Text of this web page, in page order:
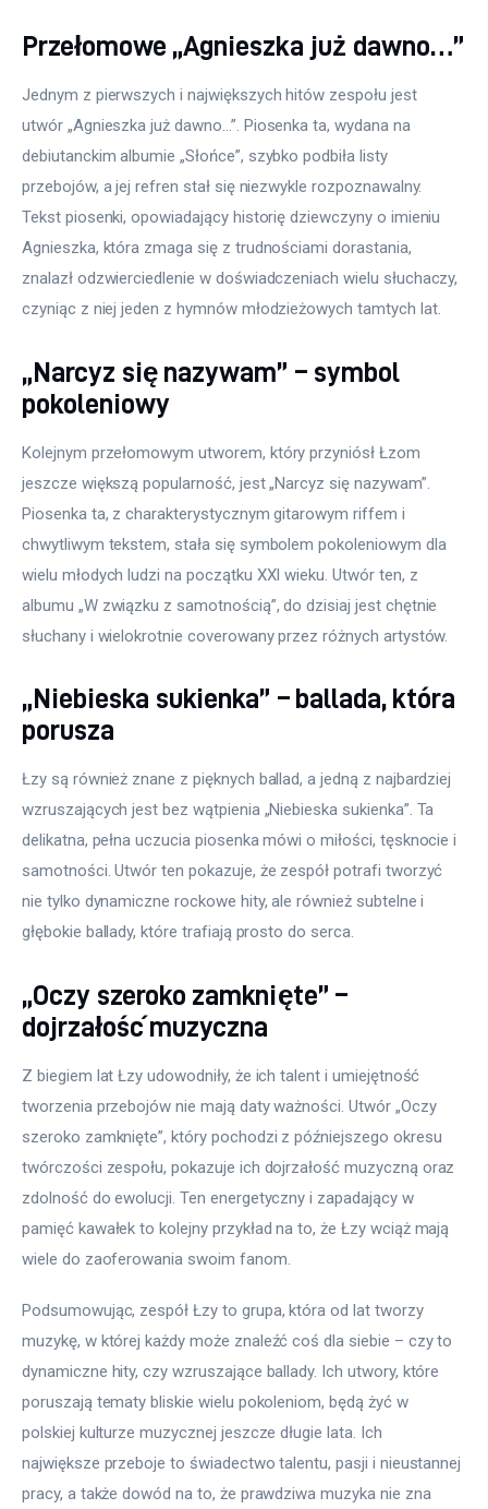
Przełomowe „Agnieszka już dawno…”
Jednym z pierwszych i największych hitów zespołu jest
utwór „Agnieszka już dawno…”. Piosenka ta, wydana na
debiutanckim albumie „Słońce”, szybko podbiła listy
przebojów, a jej refren stał się niezwykle rozpoznawalny.
Tekst piosenki, opowiadający historię dziewczyny o imieniu
Agnieszka, która zmaga się z trudnościami dorastania,
znalazł odzwierciedlenie w doświadczeniach wielu słuchaczy,
czyniąc z niej jeden z hymnów młodzieżowych tamtych lat.
„Narcyz się nazywam” – symbol
pokoleniowy
Kolejnym przełomowym utworem, który przyniósł Łzom
jeszcze większą popularność, jest „Narcyz się nazywam”.
Piosenka ta, z charakterystycznym gitarowym riffem i
chwytliwym tekstem, stała się symbolem pokoleniowym dla
wielu młodych ludzi na początku XXI wieku. Utwór ten, z
albumu „W związku z samotnością”, do dzisiaj jest chętnie
słuchany i wielokrotnie coverowany przez różnych artystów.
„Niebieska sukienka” – ballada, która
porusza
Łzy są również znane z pięknych ballad, a jedną z najbardziej
wzruszających jest bez wątpienia „Niebieska sukienka”. Ta
delikatna, pełna uczucia piosenka mówi o miłości, tęsknocie i
samotności. Utwór ten pokazuje, że zespół potrafi tworzyć
nie tylko dynamiczne rockowe hity, ale również subtelne i
głębokie ballady, które trafiają prosto do serca.
„Oczy szeroko zamknięte” –
dojrzałość muzyczna
Z biegiem lat Łzy udowodniły, że ich talent i umiejętność
tworzenia przebojów nie mają daty ważności. Utwór „Oczy
szeroko zamknięte”, który pochodzi z późniejszego okresu
twórczości zespołu, pokazuje ich dojrzałość muzyczną oraz
zdolność do ewolucji. Ten energetyczny i zapadający w
pamięć kawałek to kolejny przykład na to, że Łzy wciąż mają
wiele do zaoferowania swoim fanom.
Podsumowując, zespół Łzy to grupa, która od lat tworzy
muzykę, w której każdy może znaleźć coś dla siebie – czy to
dynamiczne hity, czy wzruszające ballady. Ich utwory, które
poruszają tematy bliskie wielu pokoleniom, będą żyć w
polskiej kulturze muzycznej jeszcze długie lata. Ich
największe przeboje to świadectwo talentu, pasji i nieustannej
pracy, a także dowód na to, że prawdziwa muzyka nie zna